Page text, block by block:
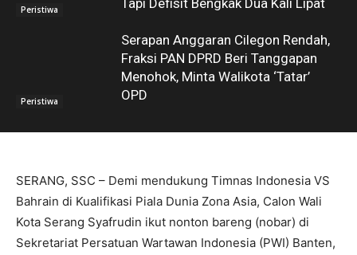
Peristiwa
Tapi Defisit Bengkak Dua Kali Lipat
Peristiwa
Serapan Anggaran Cilegon Rendah,
Fraksi PAN DPRD Beri Tanggapan
Menohok, Minta Walikota ‘Tatar’
OPD
SERANG, SSC – Demi mendukung Timnas Indonesia VS
Bahrain di Kualifikasi Piala Dunia Zona Asia, Calon Wali
Kota Serang Syafrudin ikut nonton bareng (nobar) di
Sekretariat Persatuan Wartawan Indonesia (PWI) Banten,